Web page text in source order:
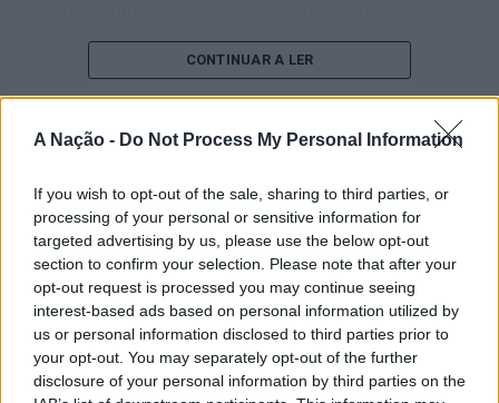
A Nação - Do Not Process My Personal Information
If you wish to opt-out of the sale, sharing to third parties, or
processing of your personal or sensitive information for
targeted advertising by us, please use the below opt-out
section to confirm your selection. Please note that after your
opt-out request is processed you may continue seeing
interest-based ads based on personal information utilized by
us or personal information disclosed to third parties prior to
your opt-out. You may separately opt-out of the further
disclosure of your personal information by third parties on the
World Travel Awards
serão anunciados no dia 1 de outubro na gala que irá
decorrer em Maiorca, Espanha.
Fotos: ICP-PC.
TÓPICOS RELACIONADOS: DESTAQUE
HOTELARIA
INTERCONTINENTAL PORTO - PALÁCIO DAS CARDOSAS
PORTO
TURISMO
WORLD TRAVEL AWARDS
PRÓXIMO
7ª Rampa Santa Marta “já mexe”
NÃO PERCA
Projeto Life Stop Cortaderia vence prémios Natura 2000
de um lugar no quadro principal. A cerimónia de
abertura contou com a presença do presidente da
Câmara Municipal de Cascais, Nuno Piteira Lopes,
acompanhado pelo executivo municipal, assinalando o
início de uma competição que voltou a colocar o
ténis.
Apesar das desistências de última hora de jogadores
como Casper Ruud (Noruega), Alejandro Davidovich
Fokina (Espanha) e Matteo Arnaldi (Itália), a prova
apresentou um quadro competitivo de elevado nível,
liderado pelo russo Andrey Rublev, primeiro cabeça de
série, pelo italiano Luciano Darderi, pelo chileno
CONTINUAR A LER
Castelo Branco: “Bienal
Internacional de Artes e Ofícios”
promete afirmar artesanato,
património e inovação como
“motores de desenvolvimento
económico e cultural” do município